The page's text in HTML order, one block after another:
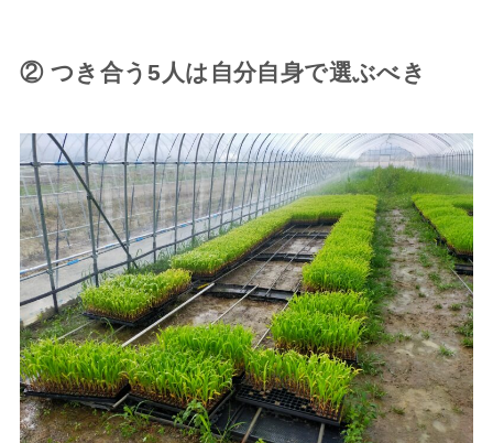
② つき合う5人は自分自身で選ぶべき